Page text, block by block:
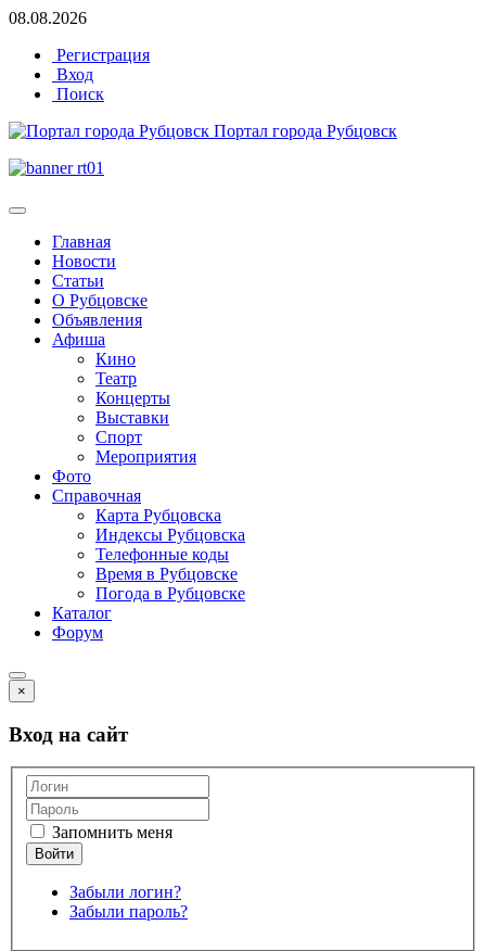
08.08.2026
Регистрация
Вход
Поиск
Портал города Рубцовск
Главная
Новости
Статьи
О Рубцовске
Объявления
Афиша
Кино
Театр
Концерты
Выставки
Спорт
Мероприятия
Фото
Справочная
Карта Рубцовска
Индексы Рубцовска
Телефонные коды
Время в Рубцовске
Погода в Рубцовске
Каталог
Форум
×
Вход на сайт
Запомнить меня
Забыли логин?
Забыли пароль?